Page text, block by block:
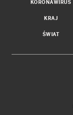
KORONAWIRUS
KRAJ
ŚWIAT